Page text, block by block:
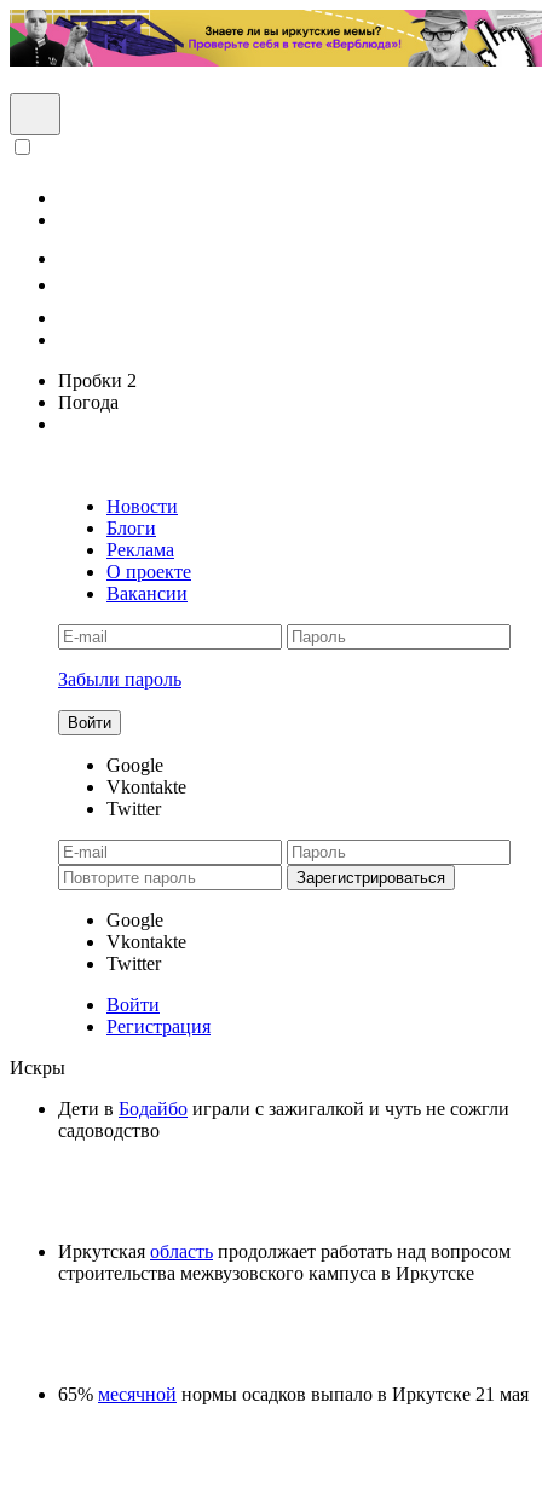
Пробки 2
Погода
Новости
Блоги
Реклама
О проекте
Вакансии
Забыли пароль
Google
Vkontakte
Twitter
Google
Vkontakte
Twitter
Войти
Регистрация
Искры
Дети в Бодайбо играли с зажигалкой и чуть не сожгли
садоводство
Иркутская область продолжает работать над вопросом
строительства межвузовского кампуса в Иркутске
65% месячной нормы осадков выпало в Иркутске 21 мая